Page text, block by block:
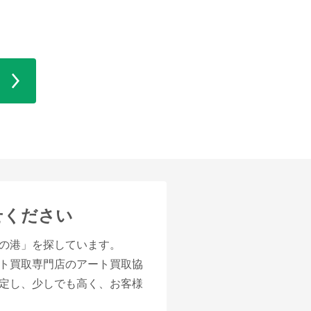
ださい
」を探しています。
買取専門店のアート買取協
し、少しでも高く、お客様